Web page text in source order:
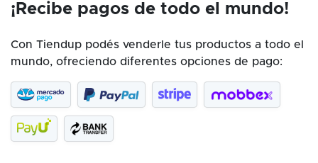
¡Recibe pagos de todo el mundo!
Con Tiendup podés venderle tus productos a todo el
mundo, ofreciendo diferentes opciones de pago: